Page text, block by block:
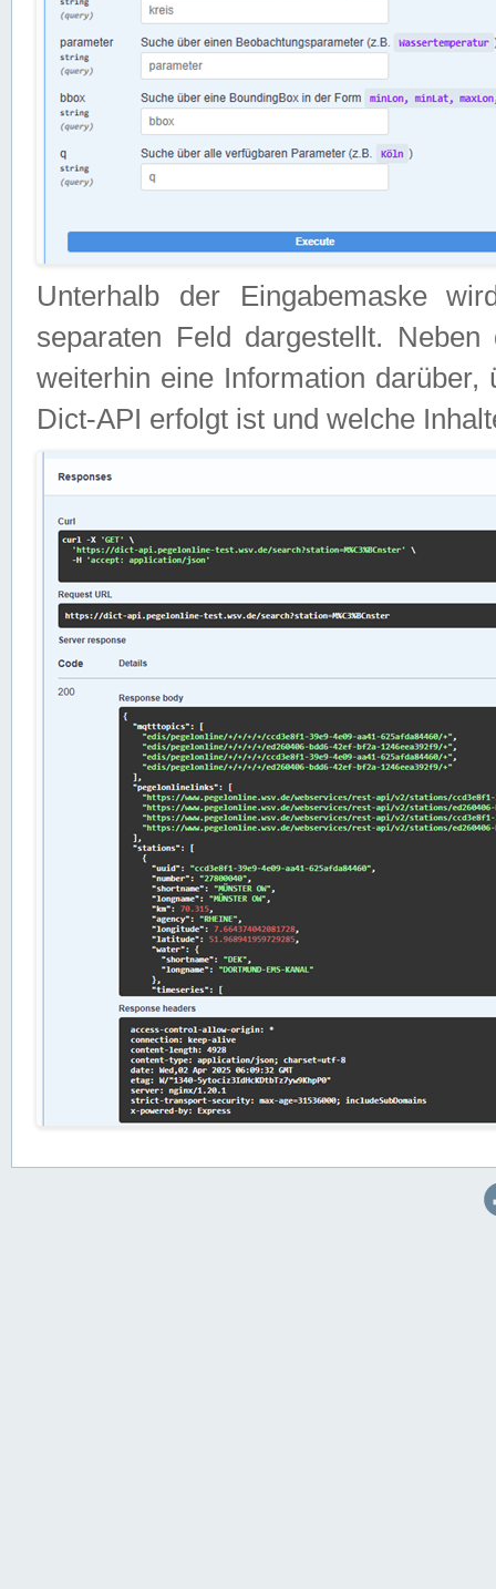
Unterhalb der Eingabemaske
separaten Feld dargestellt.
weiterhin eine Information
Dict-API erfolgt ist und welche